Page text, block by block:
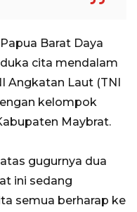
Barat Daya
cita mendalam
Angkatan Laut (TNI
kelompok
Maybrat.
gugurnya dua
ini sedang
semua berharap ke